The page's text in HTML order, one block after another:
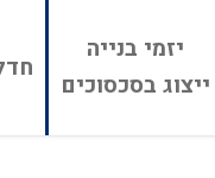
יזמי בנייה
ייצוג בסכסוכים